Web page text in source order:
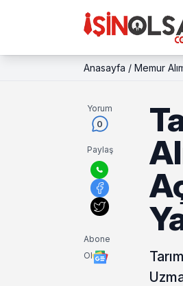
Anasayfa / Memur
Yorum
0
Paylaş
Abone
Ol